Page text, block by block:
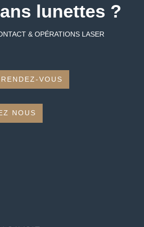
lunettes ?
& OPÉRATIONS LASER
VOUS
NOUS